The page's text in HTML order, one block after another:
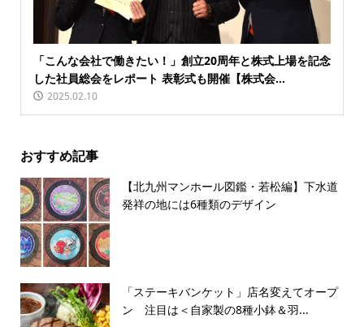
「こんな会社で働きたい！」創立20周年と株式上場を記念
した社員総会をレポート 表彰式も開催【株式会...
2025.02.10
おすすめ記事
【北九州マンホール図鑑・若松編】下水道
発祥の地には6種類のデザイン
「ステーキバンケット」店名変えてオープ
ン 注目は＜自家製の8種小鉢＆羽...